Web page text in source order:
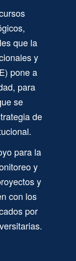
que la
y
pone a
para
se
de
para la
y
y
con los
por